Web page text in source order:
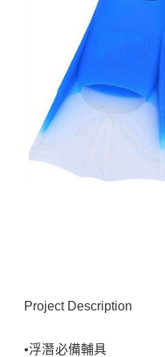
Project Description
•浮潛必備輔具